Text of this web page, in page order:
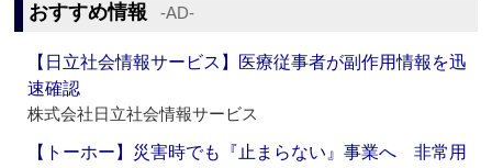
おすすめ情報 ‐AD‐
【日立社会情報サービス】医療従事者が副作用情報を迅
速確認
株式会社日立社会情報サービス
【トーホー】災害時でも『止まらない』事業へ 非常用